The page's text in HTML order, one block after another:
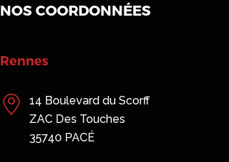
NOS COORDONNÉES
Rennes
14 Boulevard du Scorff
ZAC Des Touches
35740 PACÉ